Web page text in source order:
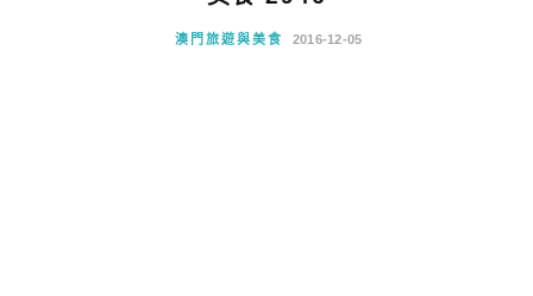
澳門旅遊與美食 2016-12-05